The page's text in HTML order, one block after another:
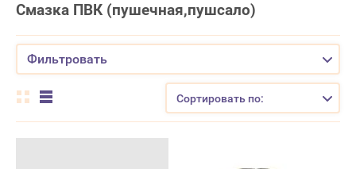
Смазка ПВК (пушечная,пушсало)
Фильтровать
Сортировать по: